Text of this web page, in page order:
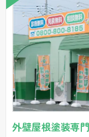
外壁屋根塗装専